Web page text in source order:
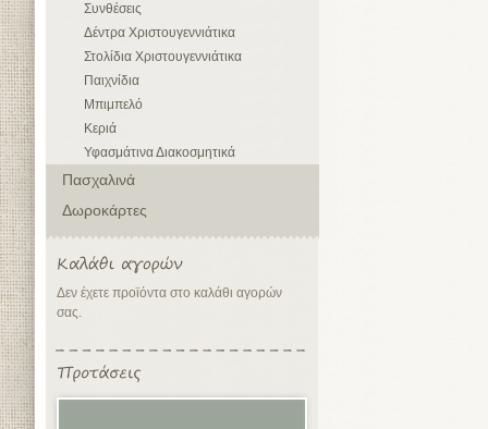
Συνθέσεις
Δέντρα Χριστουγεννιάτικα
Στολίδια Χριστουγεννιάτικα
Παιχνίδια
Μπιμπελό
Κεριά
Υφασμάτινα Διακοσμητικά
Πασχαλινά
Δωροκάρτες
Δεν έχετε προϊόντα στο καλάθι αγορών
σας.